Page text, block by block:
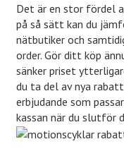
Det är en stor fördel
på så sätt kan du
nätbutiker och
order. Gör ditt köp
sänker priset
du ta del av nya
erbjudande som
kassan när du slutför